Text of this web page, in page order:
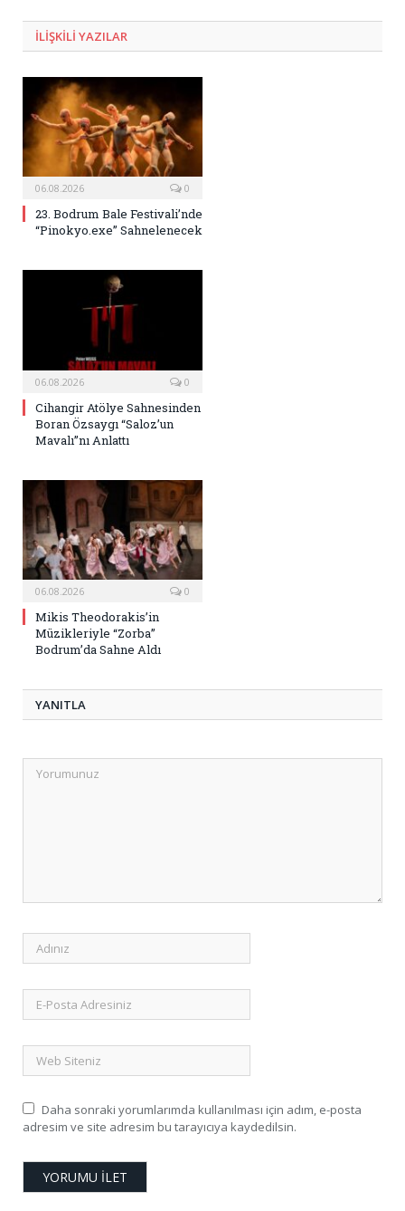
ILIŞKILI YAZILAR
06.08.2026 0
23. Bodrum Bale Festivali’nde
“Pinokyo.exe” Sahnelenecek
06.08.2026 0
Cihangir Atölye Sahnesinden
Boran Özsaygı “Saloz’un
Mavalı”nı Anlattı
06.08.2026 0
Mikis Theodorakis’in
Müzikleriyle “Zorba”
Bodrum’da Sahne Aldı
YANITLA
Daha sonraki yorumlarımda kullanılması için adım, e-posta
adresim ve site adresim bu tarayıcıya kaydedilsin.